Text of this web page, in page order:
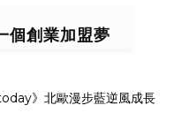
個創業加盟夢
》北歐漫步藍逆風成長